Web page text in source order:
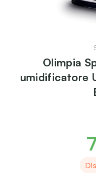
Olimpia
umidificatore